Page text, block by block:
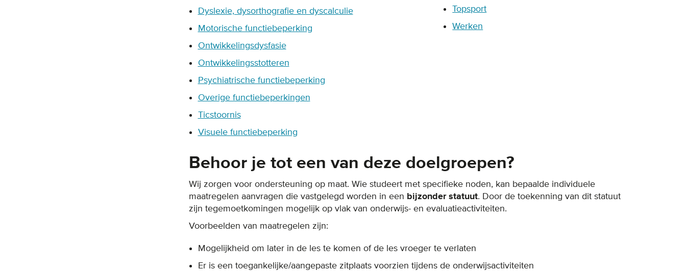
Dyslexie, dysorthografie en dyscalculie
Motorische functiebeperking
Ontwikkelingsdysfasie
Ontwikkelingsstotteren
Psychiatrische functiebeperking
Overige functiebeperkingen
Ticstoornis
Visuele functiebeperking
Topsport
Werken
Behoor je tot een van deze doelgroepen?
Wij zorgen voor ondersteuning op maat. Wie studeert met specifieke noden, kan bepaalde individuele
maatregelen aanvragen die vastgelegd worden in een bijzonder statuut. Door de toekenning van dit statuut
zijn tegemoetkomingen mogelijk op vlak van onderwijs- en evaluatieactiviteiten.
Voorbeelden van maatregelen zijn:
Mogelijkheid om later in de les te komen of de les vroeger te verlaten
Er is een toegankelijke/aangepaste zitplaats voorzien tijdens de onderwijsactiviteiten